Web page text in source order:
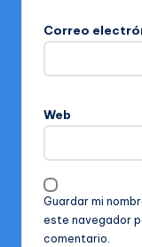
Correo
Web
Guardar mi
este navegador
comentario.